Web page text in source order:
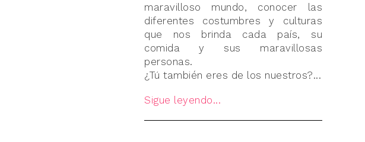
maravilloso mundo, conocer las
diferentes costumbres y culturas
que nos brinda cada país, su
comida y sus maravillosas
personas.
¿Tú también eres de los nuestros?...
Sigue leyendo...